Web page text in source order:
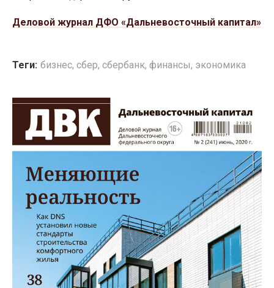
Деловой журнал ДФО «Дальневосточный капитал»
Теги: бизнес, сбер, сбербанк, финансы, экономика